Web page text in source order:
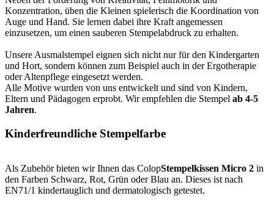
Konzentration, üben die Kleinen spielerisch die Koordination von
Auge und Hand. Sie lernen dabei ihre Kraft angemessen
einzusetzen, um einen sauberen Stempelabdruck zu erhalten.
Unsere Ausmalstempel eignen sich nicht nur für den Kindergarten
und Hort, sondern können zum Beispiel auch in der Ergotherapie
oder Altenpflege eingesetzt werden.
Alle Motive wurden von uns entwickelt und sind von Kindern,
Eltern und Pädagogen erprobt. Wir empfehlen die Stempel ab 4-5
Jahren.
Kinderfreundliche Stempelfarbe
Als Zubehör bieten wir Ihnen das ColopStempelkissen Micro 2 in
den Farben Schwarz, Rot, Grün oder Blau an. Dieses ist nach
EN71/1 kindertauglich und dermatologisch getestet.